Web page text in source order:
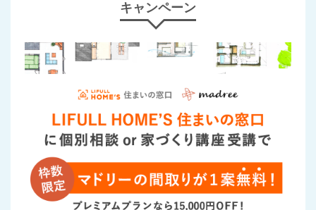
キャンペーン